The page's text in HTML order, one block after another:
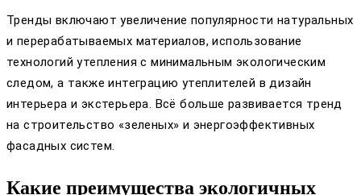
Тренды включают увеличение популярности натуральных
и перерабатываемых материалов, использование
технологий утепления с минимальным экологическим
следом, а также интеграцию утеплителей в дизайн
интерьера и экстерьера. Всё больше развивается тренд
на строительство «зеленых» и энергоэффективных
фасадных систем.
Какие преимущества экологичных